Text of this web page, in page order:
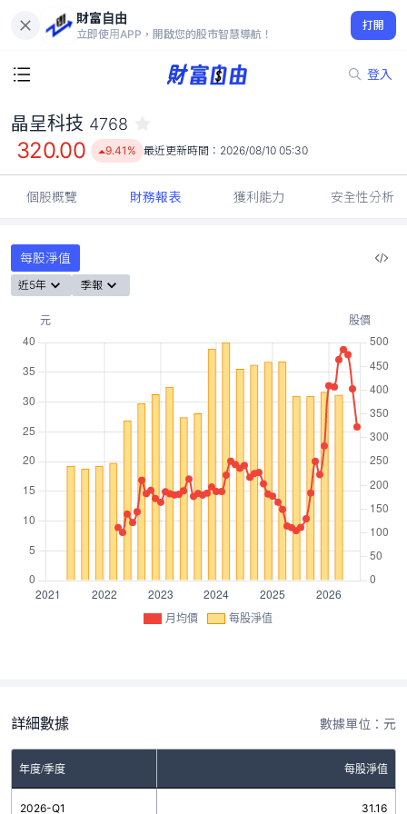
財富自由
立即使用APP，開啟您的股市智慧導航！
打開
登入
320.00
9.41%
晶呈科技 4768
320.00 9.41% 最近更新時間： 2026/08/10 05:30
個股概覽 財務報表 獲利能力 安全性分析
每股淨值
近5年 季報
月均價 每股淨值
詳細數據 數據單位：元
年度/季度 每股淨值
2026-Q1 31.16